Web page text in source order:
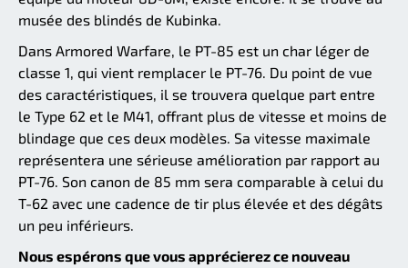
musée des blindés de Kubinka.
Dans Armored Warfare, le PT-85 est un char léger de
classe 1, qui vient remplacer le PT-76. Du point de vue
des caractéristiques, il se trouvera quelque part entre
le Type 62 et le M41, offrant plus de vitesse et moins de
blindage que ces deux modèles. Sa vitesse maximale
représentera une sérieuse amélioration par rapport au
PT-76. Son canon de 85 mm sera comparable à celui du
T-62 avec une cadence de tir plus élevée et des dégâts
un peu inférieurs.
Nous espérons que vous apprécierez ce nouveau